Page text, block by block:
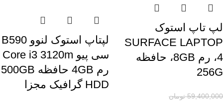
لپ تاپ استوک
SURFACE LAPTOP
4، رم 8GB، حافظه
256G
59,400,000 تومان
لپتاپ استوک لنوو B590
سی پیو Core i3 3120m
رم 4GB حافظه 500GB
HDD گرافیک مجزا